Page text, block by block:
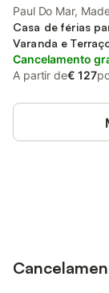
Paul Do Mar,
Casa de férias
Varanda e
Cancelamento
A partir de€ 127